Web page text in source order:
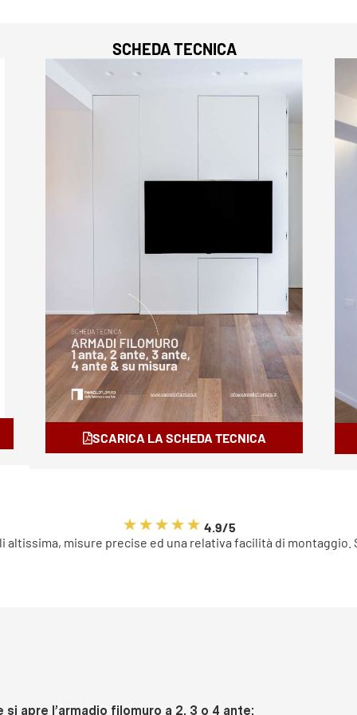
SCHEDA TECNICA
SCARICA LA SCHEDA TECNICA
4.9/5
altissima, misure precise ed una relativa facilità di montaggio.
si apre l’armadio filomuro a 2, 3 o 4 ante: